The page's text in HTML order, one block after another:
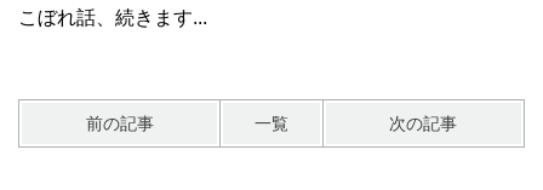
こぼれ話、続きます...
前の記事 一覧 次の記事